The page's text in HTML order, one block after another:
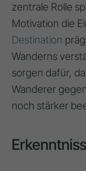
zentrale Rolle
Motivation die
Destination
Wanderns
sorgen dafür,
Wanderer
noch stärker